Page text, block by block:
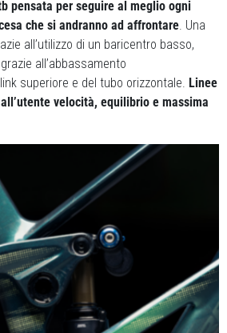
pensata per seguire al meglio ogni
che si andranno ad affrontare. Una
all’utilizzo di un baricentro basso,
all’abbassamento
superiore e del tubo orizzontale. Linee
velocità, equilibrio e massima